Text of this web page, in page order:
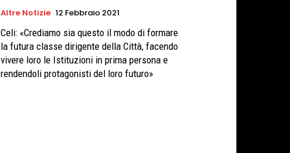
Altre Notizie 12 Febbraio 2021
Celi: «Crediamo sia questo il modo di formare
la futura classe dirigente della Città, facendo
vivere loro le Istituzioni in prima persona e
rendendoli protagonisti del loro futuro»